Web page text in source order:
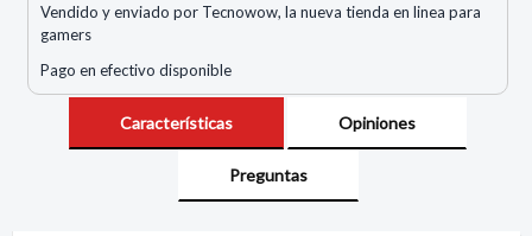
Vendido y enviado por Tecnowow, la nueva tienda en linea para
gamers
Pago en efectivo disponible
Características Opiniones
Preguntas